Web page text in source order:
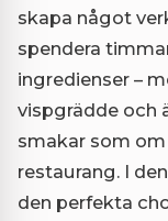
skapa något
spendera
ingredienser –
vispgrädde och
smakar som
restaurang. I
den perfekta